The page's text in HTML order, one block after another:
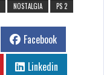
NOSTALGIA PS 2
Facebook
Linkedin